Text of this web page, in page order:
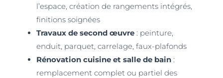
l’espace, création de rangements intégrés,
finitions soignées
Travaux de second œuvre: peinture,
enduit, parquet, carrelage, faux-plafonds
Rénovation cuisine et salle de bain:
remplacement complet ou partiel des